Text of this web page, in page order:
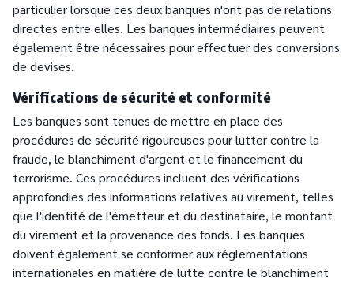
particulier lorsque ces deux banques n'ont pas de relations
directes entre elles. Les banques intermédiaires peuvent
également être nécessaires pour effectuer des conversions
de devises.
Vérifications de sécurité et conformité
Les banques sont tenues de mettre en place des
procédures de sécurité rigoureuses pour lutter contre la
fraude, le blanchiment d'argent et le financement du
terrorisme. Ces procédures incluent des vérifications
approfondies des informations relatives au virement, telles
que l'identité de l'émetteur et du destinataire, le montant
du virement et la provenance des fonds. Les banques
doivent également se conformer aux réglementations
internationales en matière de lutte contre le blanchiment